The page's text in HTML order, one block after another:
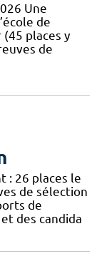
Une
de
places y
de
: 26 places le
de sélection
de
des candida